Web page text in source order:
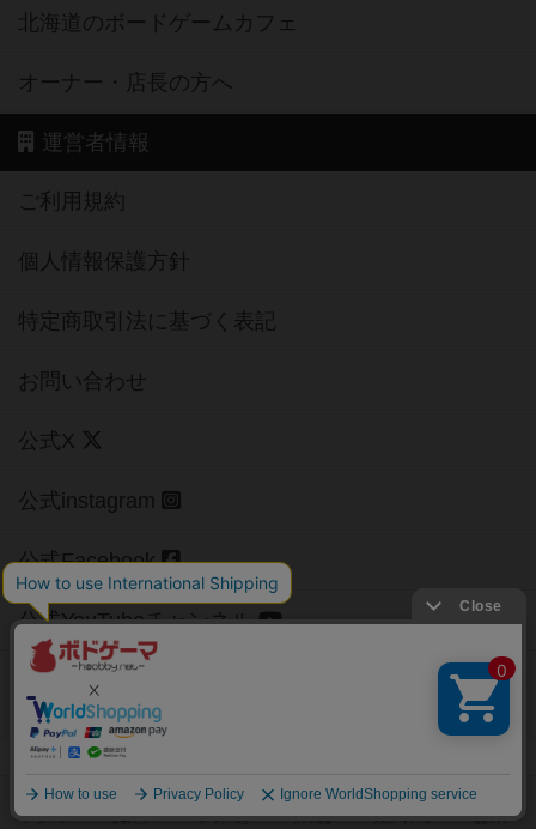
北海道のボードゲームカフェ
オーナー・店長の方へ
運営者情報
ご利用規約
個人情報保護方針
特定商取引法に基づく表記
お問い合わせ
公式X
公式instagram
公式Facebook
公式YouTubeチャンネル